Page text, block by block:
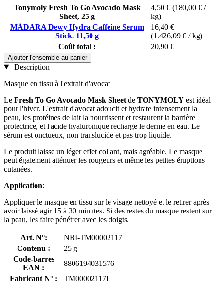
Tonymoly Fresh To Go Avocado Mask
Sheet, 25 g
4,50 € (180,00 € /
kg)
MÁDARA Dewy Hydra Caffeine Serum
Stick, 11,50 g
16,40 €
(1.426,09 € / kg)
Coût total :
20,90 €
Ajouter l'ensemble au panier
Description
Masque en tissu à l'extrait d'avocat
Le Fresh To Go Avocado Mask Sheet de TONYMOLY est idéal
pour l'hiver. L'extrait d'avocat adoucit et hydrate intensément la
peau, les protéines de lait la nourrissent et restaurent la barrière
protectrice, et l'acide hyaluronique recharge le derme en eau. Le
sérum est onctueux, non translucide et pas trop liquide.
Le produit laisse un léger effet collant, mais agréable. Le masque
peut également atténuer les rougeurs et même les petites éruptions
cutanées.
Application:
Appliquer le masque en tissu sur le visage nettoyé et le retirer après
avoir laissé agir 15 à 30 minutes. Si des restes du masque restent sur
la peau, les faire pénétrer avec les doigts.
Art. N°:
NBI-TM00002117
Contenu :
25 g
Code-barres
EAN :
8806194031576
Fabricant N° :
TM00002117L